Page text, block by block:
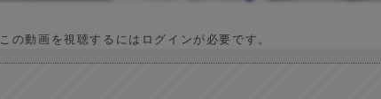
この動画を視聴するにはログインが必要です。